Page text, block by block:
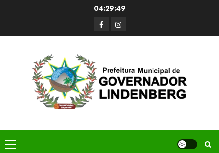
04:29:49
FacerbookInstagram
Primary